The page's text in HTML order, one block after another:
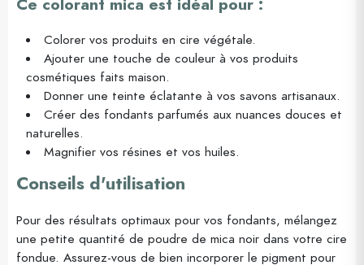
Ce colorant mica est idéal pour :
Colorer vos produits en cire végétale.
Ajouter une touche de couleur à vos produits
cosmétiques faits maison.
Donner une teinte éclatante à vos savons artisanaux.
Créer des fondants parfumés aux nuances douces et
naturelles.
Magnifier vos résines et vos huiles.
Conseils d'utilisation
Pour des résultats optimaux pour vos fondants, mélangez
une petite quantité de poudre de mica noir dans votre cire
fondue. Assurez-vous de bien incorporer le pigment pour